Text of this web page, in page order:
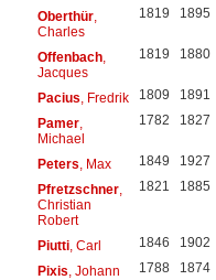
Oberthür,
Charles
1819 1895
Offenbach,
Jacques
1819 1880
Pacius , Fredrik 1809 1891
Pamer,
Michael
1782 1827
Peters , Max 1849 1927
Pfretzschner,
Christian
Robert
1821 1885
Piutti, Carl 1846 1902
Pixis , Johann
1788 1874